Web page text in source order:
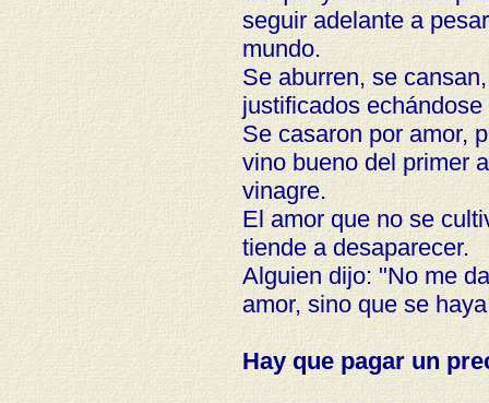
seguir adelante a
mundo.
Se aburren, se
justificados
Se casaron por amor,
vino bueno del primer
vinagre.
El amor que no se
tiende a desaparecer.
Alguien dijo: "No me
amor, sino que se
Hay que pagar un